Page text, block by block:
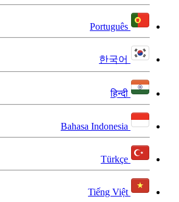
Português
한국어
हिन्दी
Bahasa Indonesia
Türkçe
Tiếng Việt